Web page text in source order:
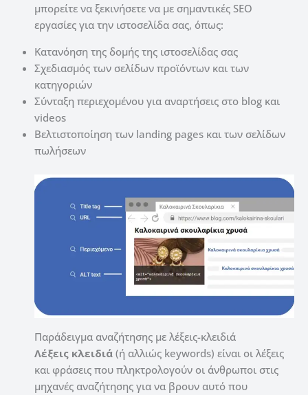
μπορείτε να ξεκινήσετε να με σημαντικές SEO
εργασίες για την ιστοσελίδα σας, όπως:
Κατανόηση της δομής της ιστοσελίδας σας
Σχεδιασμός των σελίδων προϊόντων και των
κατηγοριών
Σύνταξη περιεχομένου για αναρτήσεις στο blog και
videos
Βελτιστοποίηση των landing pages και των σελίδων
πωλήσεων
Παράδειγμα αναζήτησης με λέξεις-κλειδιά
Λέξεις κλειδιά (ή αλλιώς keywords) είναι οι λέξεις
και φράσεις που πληκτρολογούν οι άνθρωποι στις
μηχανές αναζήτησης για να βρουν αυτό που